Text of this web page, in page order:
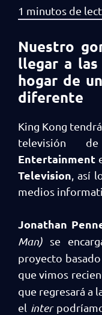
Nuestro
llegar a
hogar de
diferente
King Kong
televisión
Entertainment
Television , así
medios
Jonathan
Man) se
proyecto
que vimos
que regresará a
el inter